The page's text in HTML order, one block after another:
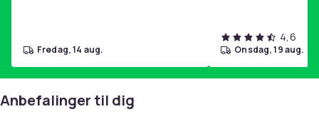
fredag, 14 aug.
4,6
onsdag, 19 aug.
Anbefalinger til dig